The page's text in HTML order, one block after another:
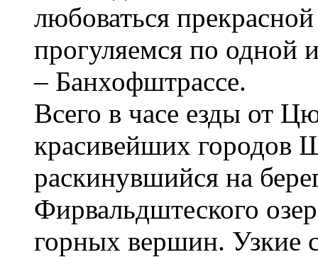
любоваться
прогуляемся по одной
– Банхофштрассе.
Всего в часе езды от
красивейших городов
раскинувшийся на
Фирвальдштеского
горных вершин. Узкие